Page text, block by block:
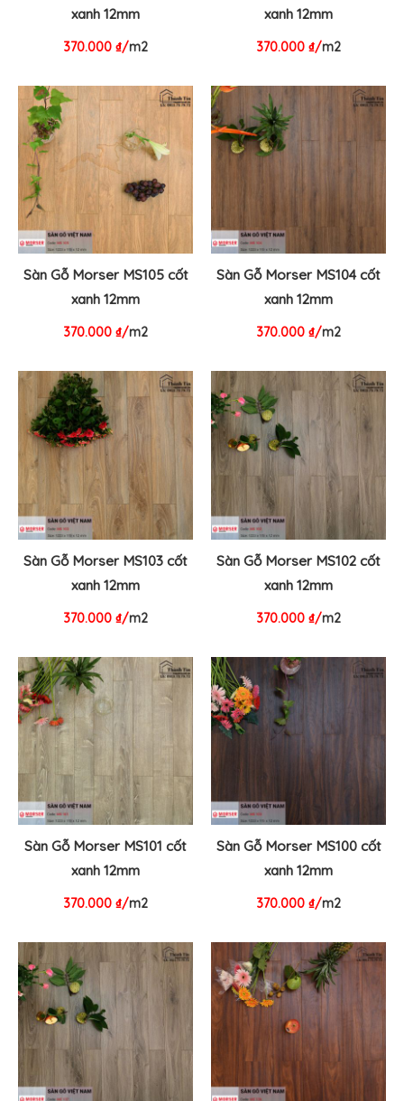
xanh 12mm
370.000 ₫/m2
xanh 12mm
370.000 ₫/m2
Sàn Gỗ Morser MS105 cốt
xanh 12mm
370.000 ₫/m2
Sàn Gỗ Morser MS104 cốt
xanh 12mm
370.000 ₫/m2
Sàn Gỗ Morser MS103 cốt
xanh 12mm
370.000 ₫/m2
Sàn Gỗ Morser MS102 cốt
xanh 12mm
370.000 ₫/m2
Sàn Gỗ Morser MS101 cốt
xanh 12mm
370.000 ₫/m2
Sàn Gỗ Morser MS100 cốt
xanh 12mm
370.000 ₫/m2